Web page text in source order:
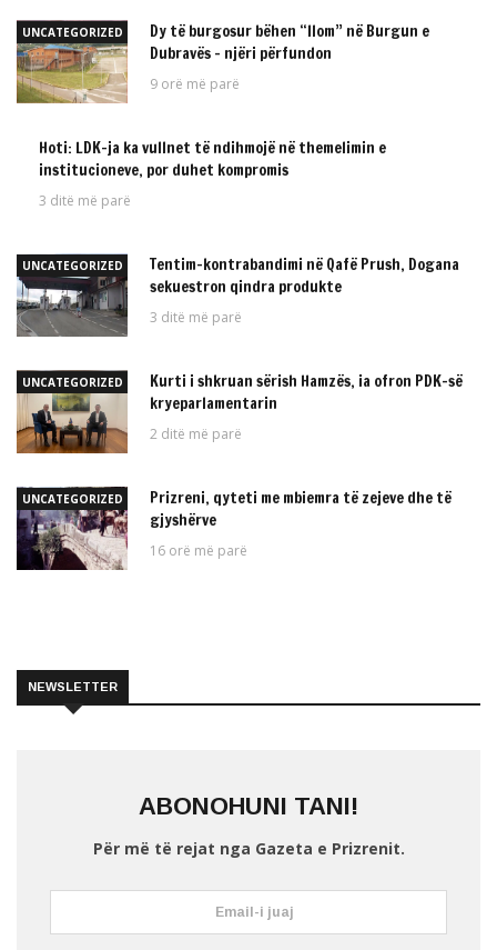
UNCATEGORIZED
Dy të burgosur bëhen “llom” në Burgun e
Dubravës – njëri përfundon
9 orë më parë
UNCATEGORIZED
Hoti: LDK-ja ka vullnet të ndihmojë në themelimin e
institucioneve, por duhet kompromis
3 ditë më parë
UNCATEGORIZED
Tentim-kontrabandimi në Qafë Prush, Dogana
sekuestron qindra produkte
3 ditë më parë
UNCATEGORIZED
Kurti i shkruan sërish Hamzës, ia ofron PDK-së
kryeparlamentarin
2 ditë më parë
UNCATEGORIZED
Prizreni, qyteti me mbiemra të zejeve dhe të
gjyshërve
16 orë më parë
NEWSLETTER
ABONOHUNI TANI!
Për më të rejat nga Gazeta e Prizrenit.